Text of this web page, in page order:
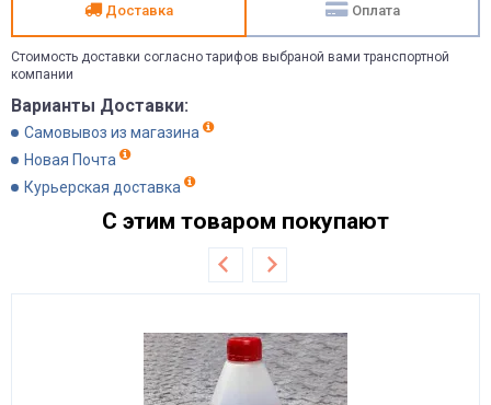
Доставка Оплата
Стоимость доставки согласно тарифов выбраной вами транспортной
компании
Варианты Доставки:
Самовывоз из магазина
Новая Почта
Курьерская доставка
С этим товаром покупают